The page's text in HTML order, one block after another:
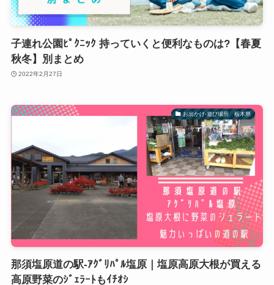
子連れ公園ﾋﾟｸﾆｯｸ 持っていくと便利なものは?【春夏
秋冬】別まとめ
2022年2月27日
お出かけ-遊び場所 栃木県
那須塩原道の駅-ｱｸﾞﾘﾊﾟﾙ塩原｜塩原高原大根が買える
高原野菜のｼﾞｪﾗｰﾄもｲﾁｵｼ